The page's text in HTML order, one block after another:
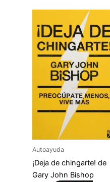
Autoayuda
¡Deja de chingarte! de
Gary John Bishop